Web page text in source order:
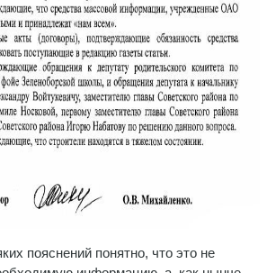
пояснений понятно, что это не